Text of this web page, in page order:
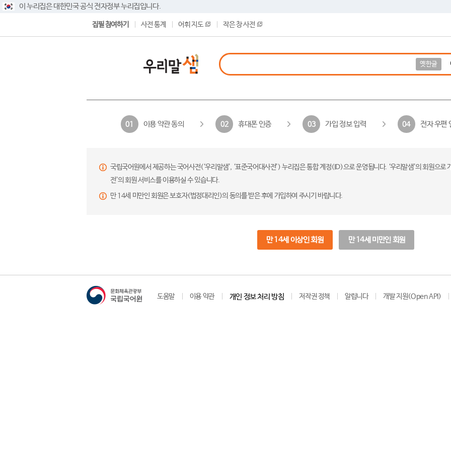
이 누리집은 대한민국 공식 전자정부 누리집입니다.
집필 참여하기 사전 통계 어휘 지도 작은 창 사전
옛한글
01 이용 약관 동의 02 휴대폰 인증 03 가입 정보 입력 04 전자 우편
국립국어원에서 제공하는 국어사전(‘우리말샘’, ‘표준국어대사전’) 누리집은 통합 계정(ID)으로 운영됩니다. ‘우리말샘’의 회원으
전’의 회원 서비스를 이용하실 수 있습니다.
만 14세 미만인 회원은 보호자(법정대리인)의 동의를 받은 후에 가입하여 주시기 바랍니다.
만 14세 이상인 회원 만 14세 미만인 회원
도움말 이용 약관 개인 정보 처리 방침 저작권 정책 알립니다 개발 지원(Open API)